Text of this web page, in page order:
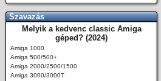
Szavazás
Melyik a kedvenc classic Amiga
géped? (2024)
Amiga 1000
Amiga 500/500+
Amiga 2000/2500/1500
Amiga 3000/3000T